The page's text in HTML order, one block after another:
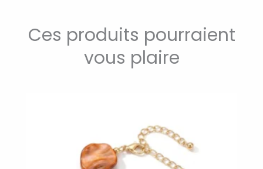
Ces produits pourraient
vous plaire